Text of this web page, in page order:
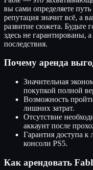
вы сами определяете
репутация значит всё, а
развитие сюжета. Будьте
здесь не гарантированы,
последствия.
Почему аренда
Значительная
покупкой полной
Возможность
лишних затрат.
Отсутствие
аккаунт после
Гарантия доступа
консоли PS5.
Как арендовать